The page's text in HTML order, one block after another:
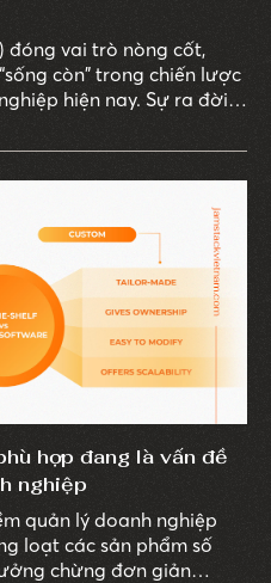
đóng vai trò nòng cốt,
còn" trong chiến lược
hiện nay. Sự ra đời
quy mô lớn nhỏ, có thể
béo bở này. Tuy nhiên,
doanh trên một kênh
có thể sẽ gây ra
hợp đang là vấn đề
nghiệp
quản lý doanh nghiệp
loạt các sản phẩm số
chừng đơn giản